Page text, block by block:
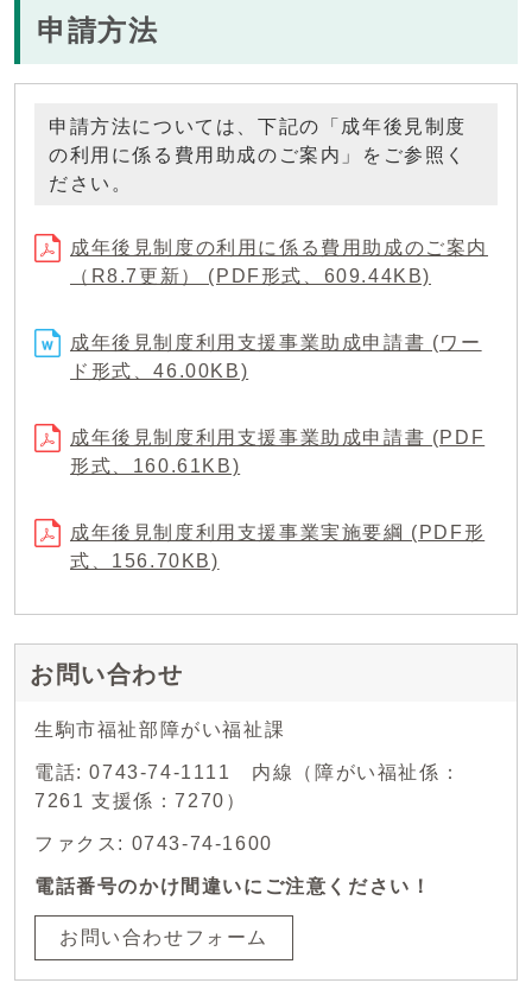
申請方法
申請方法については、下記の「成年後見制度
の利用に係る費用助成のご案内」をご参照く
ださい。
成年後見制度の利用に係る費用助成のご案内
（R8.7更新） (PDF形式、609.44KB)
成年後見制度利用支援事業助成申請書 (ワー
ド形式、46.00KB)
成年後見制度利用支援事業助成申請書 (PDF
形式、160.61KB)
成年後見制度利用支援事業実施要綱 (PDF形
式、156.70KB)
お問い合わせ
生駒市福祉部障がい福祉課
電話: 0743-74-1111 内線（障がい福祉係：
7261 支援係：7270）
ファクス: 0743-74-1600
電話番号のかけ間違いにご注意ください！
お問い合わせフォーム